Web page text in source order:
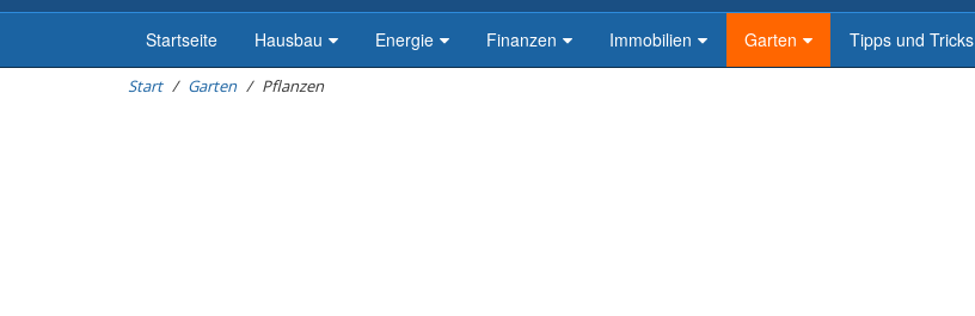
Startseite Hausbau Energie Finanzen Immobilien Garten Tipps und Tricks
Start Garten Pflanzen